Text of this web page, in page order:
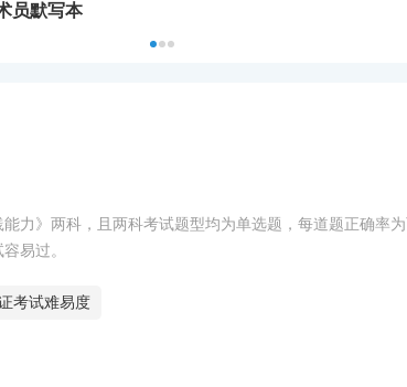
员默写本
力》两科，且两科考试题型均为单选题，每道题正确率
易过。
考试难易度